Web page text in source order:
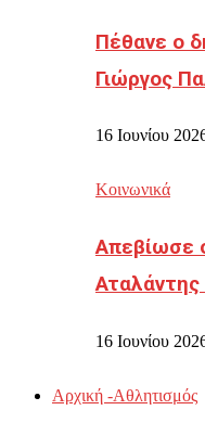
Πέθανε ο
Γιώργος
16 Ιουνίου
Κοινωνικά
Απεβίωσε
16 Ιουνίου
Αρχική -Αθλητισμός